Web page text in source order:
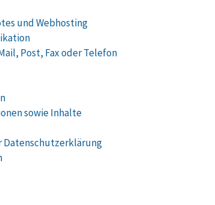
und Webhosting
Post, Fax oder Telefon
sowie Inhalte
Datenschutzerklärung